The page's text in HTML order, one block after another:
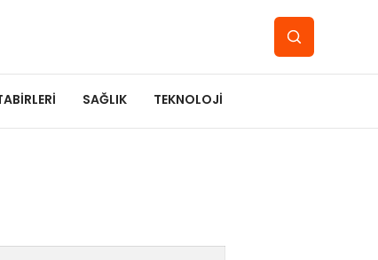
SAĞLIK TEKNOLOJI